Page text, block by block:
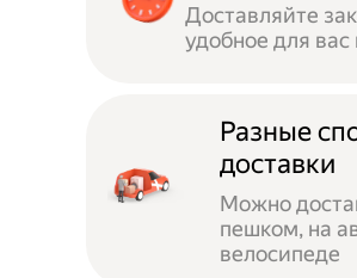
Доставляйте
удобное для
Разные
доставки
Можно
пешком, на
велосипеде